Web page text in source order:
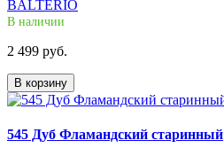
BALTERIO
В наличии
2 499 руб.
В корзину
545 Дуб Фламандский старинный